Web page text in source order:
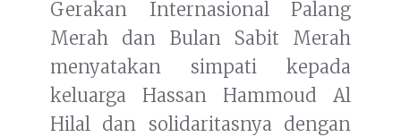
Gerakan Internasional Palang
Merah dan Bulan Sabit Merah
menyatakan simpati kepada
keluarga Hassan Hammoud Al
Hilal dan solidaritasnya dengan